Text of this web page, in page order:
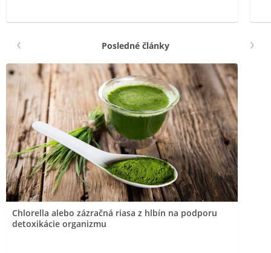
Posledné články
Chlorella alebo zázračná riasa z hlbín na podporu
detoxikácie organizmu